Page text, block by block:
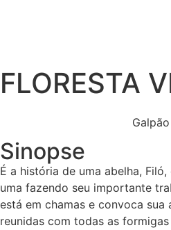
FLORESTA
Sinopse
É a história de uma abelha,
uma fazendo seu importante
está em chamas e convoca
reunidas com todas as